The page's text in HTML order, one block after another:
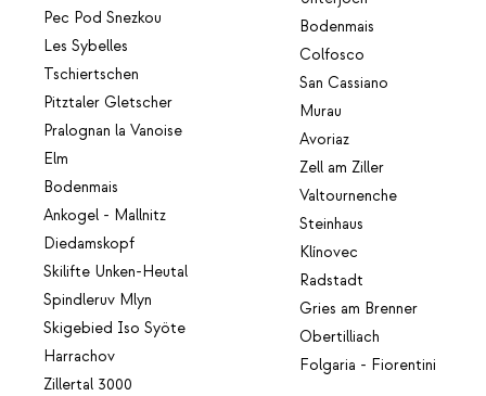
Pec Pod Snezkou
Les Sybelles
Tschiertschen
Pitztaler Gletscher
Pralognan la Vanoise
Elm
Bodenmais
Ankogel - Mallnitz
Diedamskopf
Skilifte Unken-Heutal
Spindleruv Mlyn
Skigebied Iso Syöte
Harrachov
Zillertal 3000
Bodenmais
Colfosco
San Cassiano
Murau
Avoriaz
Zell am Ziller
Valtournenche
Steinhaus
Klínovec
Radstadt
Gries am Brenner
Obertilliach
Folgaria - Fiorentini